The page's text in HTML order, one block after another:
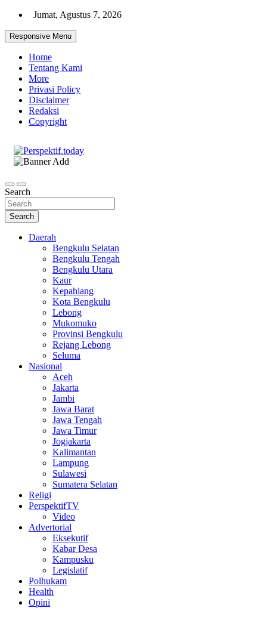
Skip
content
Jumat, Agustus 7, 2026
Responsive Menu
Home
Tentang Kami
More
Privasi Policy
Disclaimer
Redaksi
Copyright
Search
Search
Daerah
Bengkulu Selatan
Bengkulu Tengah
Bengkulu Utara
Kaur
Kepahiang
Kota Bengkulu
Lebong
Mukomuko
Provinsi Bengkulu
Rejang Lebong
Seluma
Nasional
Aceh
Jakarta
Jambi
Jawa Barat
Jawa Tengah
Jawa Timur
Jogjakarta
Kalimantan
Lampung
Sulawesi
Sumatera Selatan
Religi
PerspektifTV
Video
Advertorial
Eksekutif
Kabar Desa
Kampusku
Legislatif
Polhukam
Health
Opini